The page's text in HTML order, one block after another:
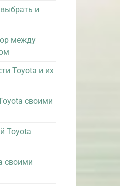
и
между
Toyota и их
своими
Toyota
своими